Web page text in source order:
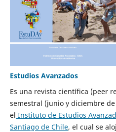
Estudios Avanzados
Es una revista científica (peer
semestral (junio y diciembre
el Instituto de Estudios
Santiago de Chile, el cual se